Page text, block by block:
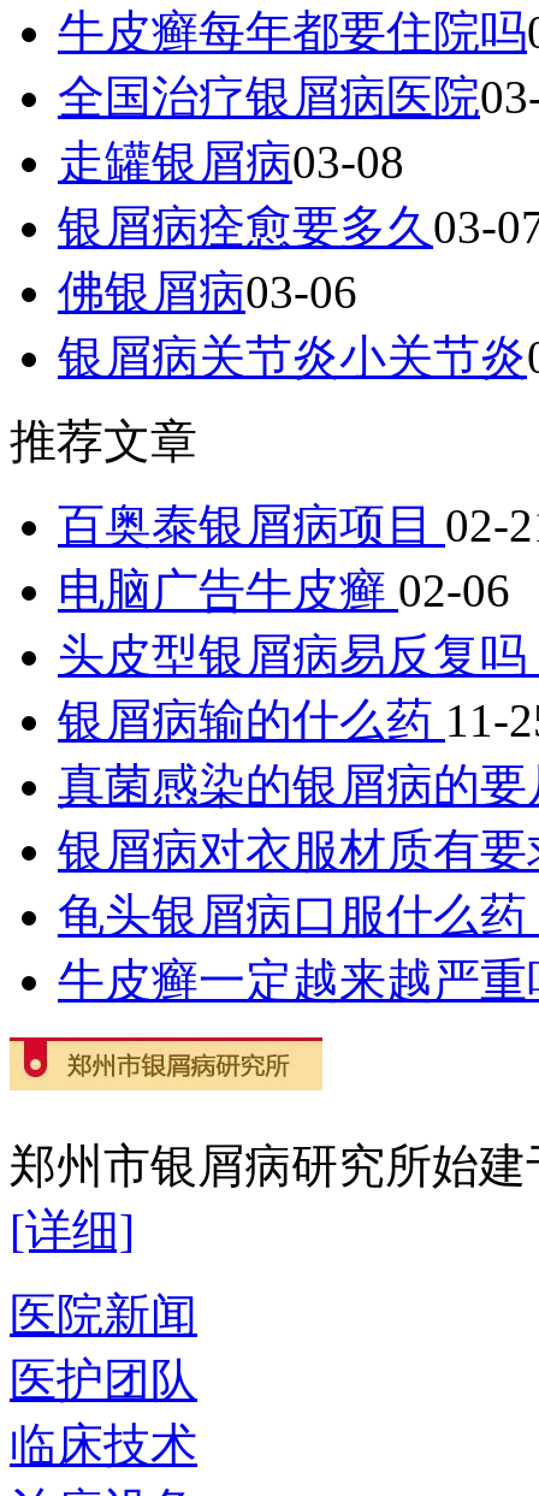
牛皮癣每年都要住院吗
全国治疗银屑病医院
走罐银屑病03-08
银屑病痊愈要多久03-
佛银屑病03-06
银屑病关节炎小关节炎
推荐文章
百奥泰银屑病项目 02-
电脑广告牛皮癣 02-06
头皮型银屑病易反复吗
银屑病输的什么药 11-
真菌感染的银屑病的
银屑病对衣服材质有
龟头银屑病口服什么药
牛皮癣一定越来越严
郑州市银屑病研究所始
[详细]
医院新闻
医护团队
临床技术